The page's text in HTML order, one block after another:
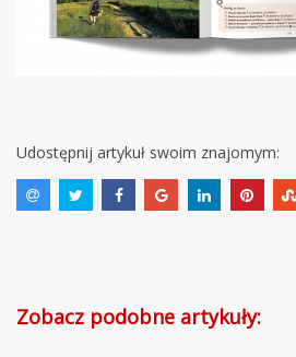
Udostępnij artykuł swoim znajomym:
Zobacz podobne artykuły: